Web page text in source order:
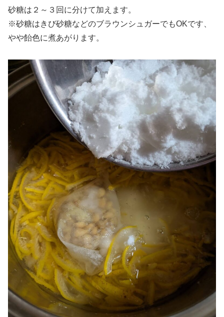
砂糖は２～３回に分けて加えます。
※砂糖はきび砂糖などのブラウンシュガーでもOKです、
やや飴色に煮あがります。